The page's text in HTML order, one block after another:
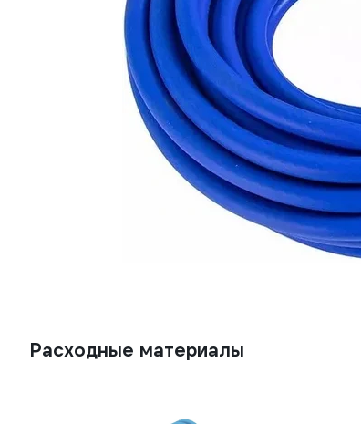
Расходные материалы